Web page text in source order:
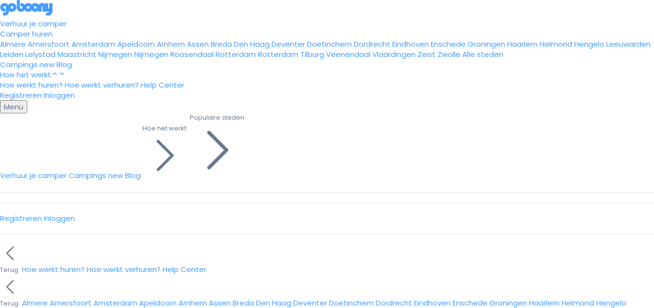
Verhuur je camper
Camper huren
Almere Amersfoort Amsterdam Apeldoorn Arnhem Assen Breda Den Haag DeventerDoetinchem Dordrecht Eindhoven Enschede Groningen Haarlem Helmond Hengelo Leeuwarden
Leiden Lelystad Maastricht Nijmegen Nijmegen Roosendaal Rotterdam Rotterdam Tilburg Veenendaal Vlaardingen Zeist Zwolle Alle steden
Campings newBlog
Hoe het werkt
Hoe werkt huren? Hoe werkt verhuren? Help Center
Registreren Inloggen
Menu
Verhuur je camperCampings newBlog
Hoe het werkt
Populaire steden
Registreren Inloggen
Terug Hoe werkt huren? Hoe werkt verhuren? Help Center
Terug Almere Amersfoort Amsterdam Apeldoorn Arnhem Assen Breda Den Haag DeventerDoetinchem Dordrecht Eindhoven Enschede Groningen Haarlem Helmond Hengelo